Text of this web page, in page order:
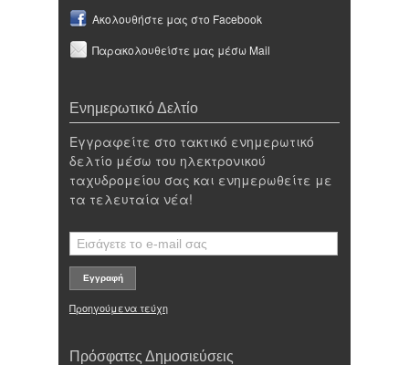
Ακολουθήστε μας στο Facebook
Παρακολουθείστε μας μέσω Mail
Ενημερωτικό Δελτίο
Εγγραφείτε στο τακτικό ενημερωτικό
δελτίο μέσω του ηλεκτρονικού
ταχυδρομείου σας και ενημερωθείτε με
τα τελευταία νέα!
Προηγούμενα τεύχη
Πρόσφατες Δημοσιεύσεις